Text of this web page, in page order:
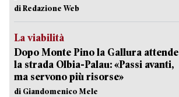
di Redazione Web
La viabilità
Dopo Monte Pino la Gallura attende
la strada Olbia-Palau: «Passi avanti,
ma servono più risorse»
di Giandomenico Mele